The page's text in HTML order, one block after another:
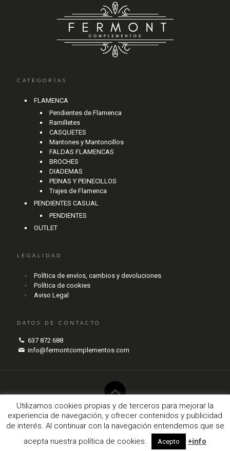
CATEGORÍAS
FLAMENCA
Pendientes de Flamenca
Ramilletes
CASQUETES
Mantones y Mantoncillos
FALDAS FLAMENCAS
BROCHES
DIADEMAS
PEINAS Y PEINECILLOS
Trajes de Flamenca
PENDIENTES CASUAL
PENDIENTES
OUTLET
LEGALIDAD
Política de envíos, cambios y devoluciones
Política de cookies
Aviso Legal
DATOS DE CONTACTO
637 872 688
info@fermontcomplementos.com
© 2017 Fermont Complementos. Todos los derechos reservados.
agencianodo.com
Utilizamos cookies propias y de terceros para mejorar la
experiencia de navegación, y ofrecer contenidos y publicidad
de interés. Al continuar con la navegación entendemos que se
acepta nuestra política de cookies.
Acepto +info